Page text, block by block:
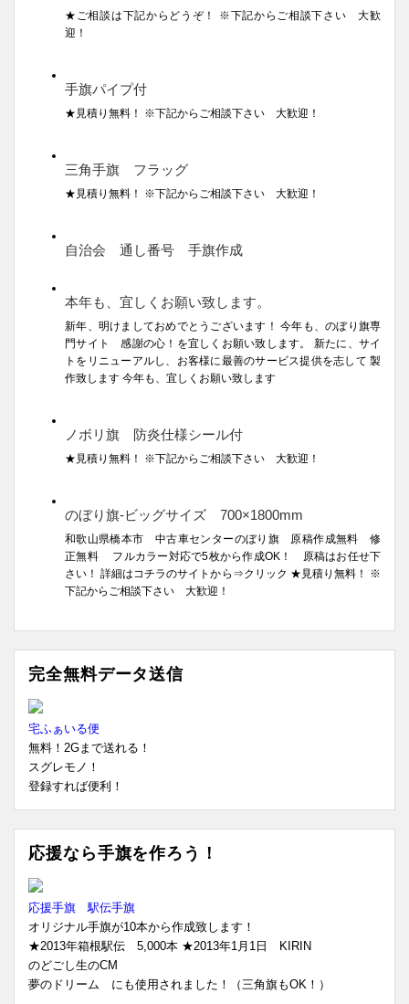
★ご相談は下記からどうぞ！ ※下記からご相談下さい 大歓
迎！
手旗パイプ付
★見積り無料！ ※下記からご相談下さい 大歓迎！
三角手旗 フラッグ
★見積り無料！ ※下記からご相談下さい 大歓迎！
自治会 通し番号 手旗作成
本年も、宜しくお願い致します。
新年、明けましておめでとうございます！ 今年も、のぼり旗専
門サイト 感謝の心！を宜しくお願い致します。 新たに、サイ
トをリニューアルし、お客様に最善のサービス提供を志して 製
作致します 今年も、宜しくお願い致します
ノボリ旗 防炎仕様シール付
★見積り無料！ ※下記からご相談下さい 大歓迎！
のぼり旗-ビッグサイズ 700×1800mm
和歌山県橋本市 中古車センターのぼり旗 原稿作成無料 修
正無料 フルカラー対応で5枚から作成OK！ 原稿はお任せ下
さい！ 詳細はコチラのサイトから⇒クリック ★見積り無料！ ※
下記からご相談下さい 大歓迎！
完全無料データ送信
宅ふぁいる便
無料！2Gまで送れる！
スグレモノ！
登録すれば便利！
応援なら手旗を作ろう！
応援手旗 駅伝手旗
オリジナル手旗が10本から作成致します！
★2013年箱根駅伝 5,000本 ★2013年1月1日 KIRIN
のどごし生のCM
夢のドリーム にも使用されました！（三角旗もOK！）